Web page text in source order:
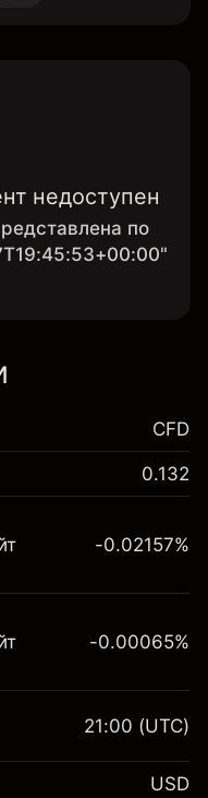
недоступен
по
для
CFD
0.132
$1,000.00
-0.02157%
-0.00065%
21:00 (UTC)
USD